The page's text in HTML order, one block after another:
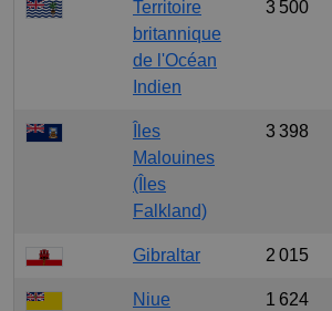
Territoire
britannique
de l'Océan
Indien
3 500
Îles
Malouines
(Îles
Falkland)
3 398
Gibraltar 2 015
Niue 1 624